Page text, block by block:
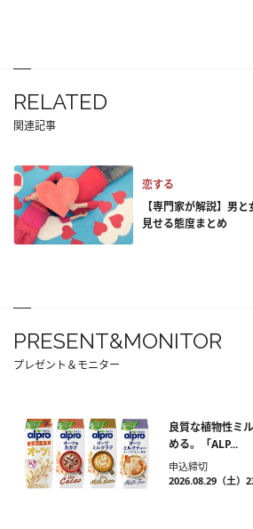
RELATED
関連記事
恋する
【専門家が解説】男
見せる態度まとめ
PRESENT&MONITOR
プレゼント＆モニター
良質な植物性ミ
める。「ALP...
申込締切
2026.08.29（土）